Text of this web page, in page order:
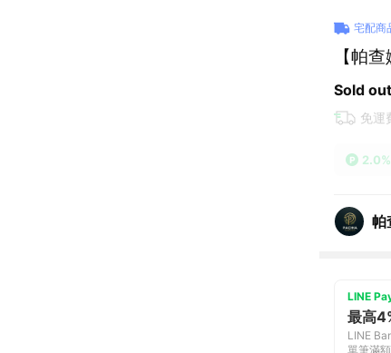
宅配商
【帕
Sold
免運
2.0%
帕
LINE
最高
LINE
單筆滿額